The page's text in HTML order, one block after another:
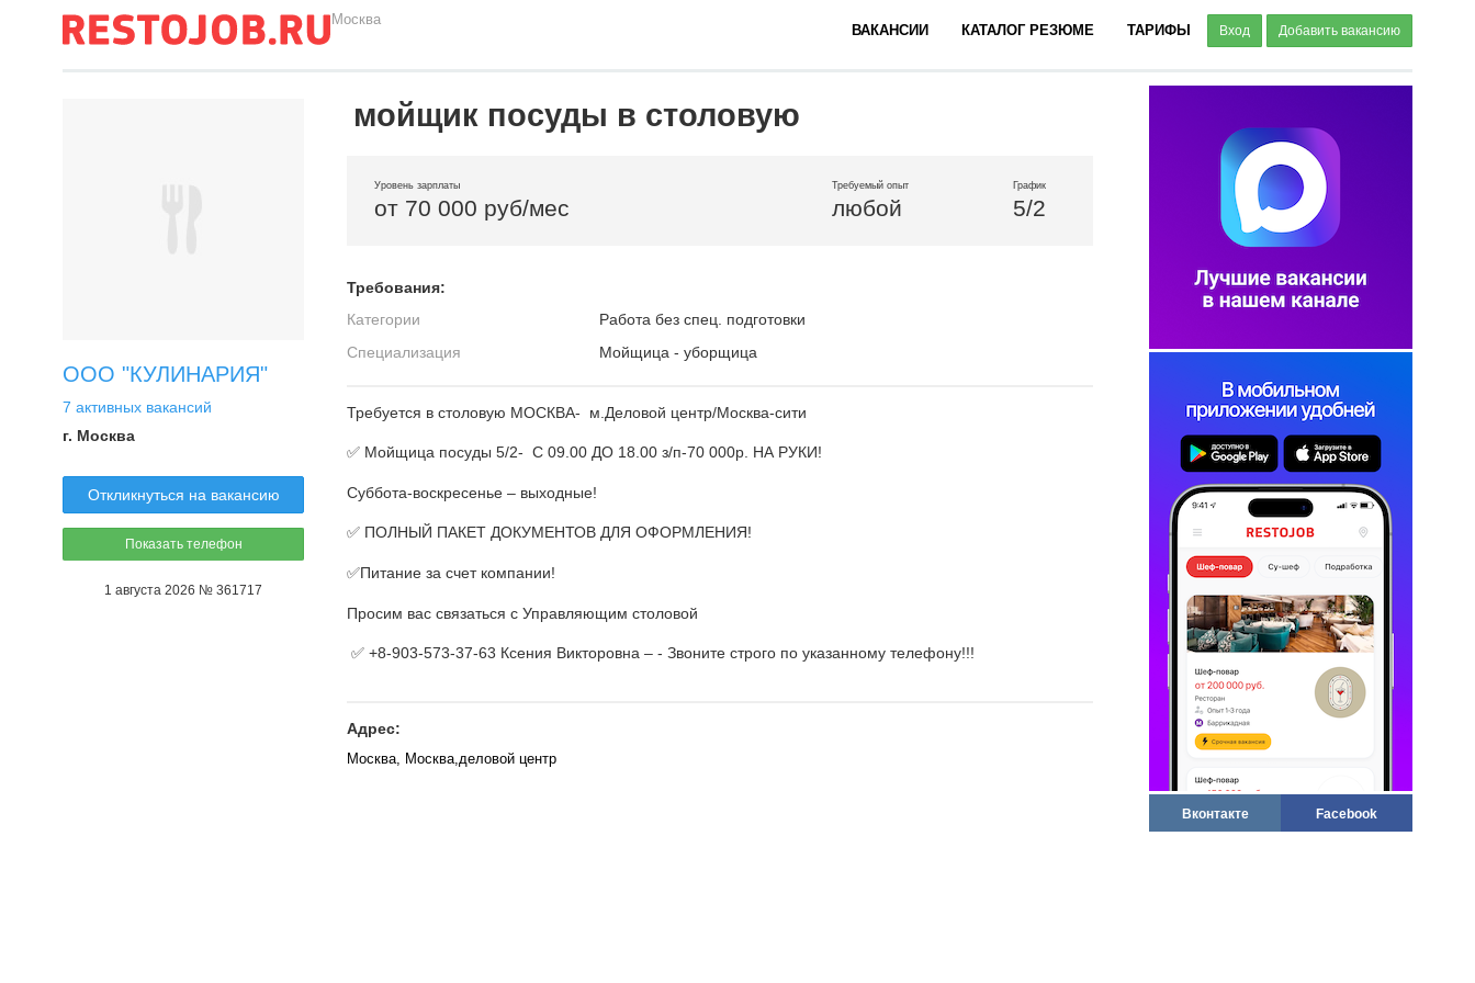
Москва
ВАКАНСИИ КАТАЛОГ РЕЗЮМЕ ТАРИФЫ Вход Добавить вакансию
Вконтакте Facebook
ООО "КУЛИНАРИЯ"
7 активных вакансий
г. Москва
Откликнуться на вакансию
Показать телефон
1 августа 2026 № 361717
мойщик посуды в столовую
Уровень зарплаты
от 70 000 руб/мес
Требуемый опыт
любой
График
5/2
Требования:
Категории
Работа без спец. подготовки
Специализация
Мойщица - уборщица
Требуется в столовую МОСКВА- м.Деловой центр/Москва-сити
✅ Мойщица посуды 5/2- С 09.00 ДО 18.00 з/п-70 000р. НА РУКИ!
Суббота-воскресенье – выходные!
✅ ПОЛНЫЙ ПАКЕТ ДОКУМЕНТОВ ДЛЯ ОФОРМЛЕНИЯ!
✅Питание за счет компании!
Просим вас связаться с Управляющим столовой
✅ +8-903-573-37-63 Ксения Викторовна – - Звоните строго по указанному телефону!!!
Адрес:
Москва, Москва,деловой центр